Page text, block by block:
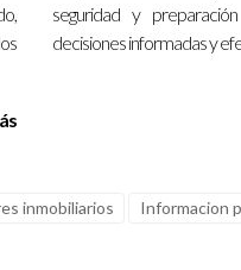
ya que ofrecen
es denegada?
comprador?
seguridad y
decisiones informadas y
inmobiliarios Informacion